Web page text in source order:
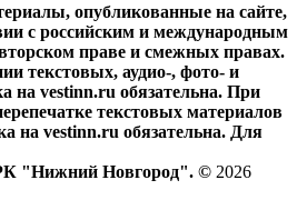
опубликованные на сайте,
с российским и международным
праве и смежных правах.
текстовых, аудио-, фото- и
на vestinn.ru обязательна. При
текстовых материалов
на vestinn.ru обязательна. Для
"Нижний Новгород". © 2026